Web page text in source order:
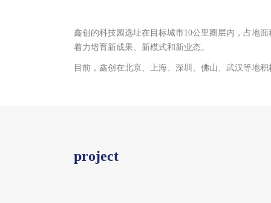
鑫创的科技园选址在目标城市10公里圈层内，占地
着力培育新成果、新模式和新业态。
目前，鑫创在北京、上海、深圳、佛山、武汉等地
project